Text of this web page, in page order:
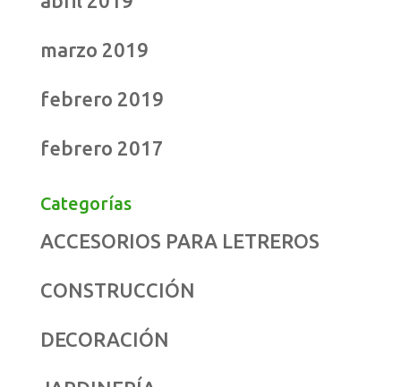
marzo 2019
febrero 2019
febrero 2017
Categorías
ACCESORIOS PARA LETREROS
CONSTRUCCIÓN
DECORACIÓN